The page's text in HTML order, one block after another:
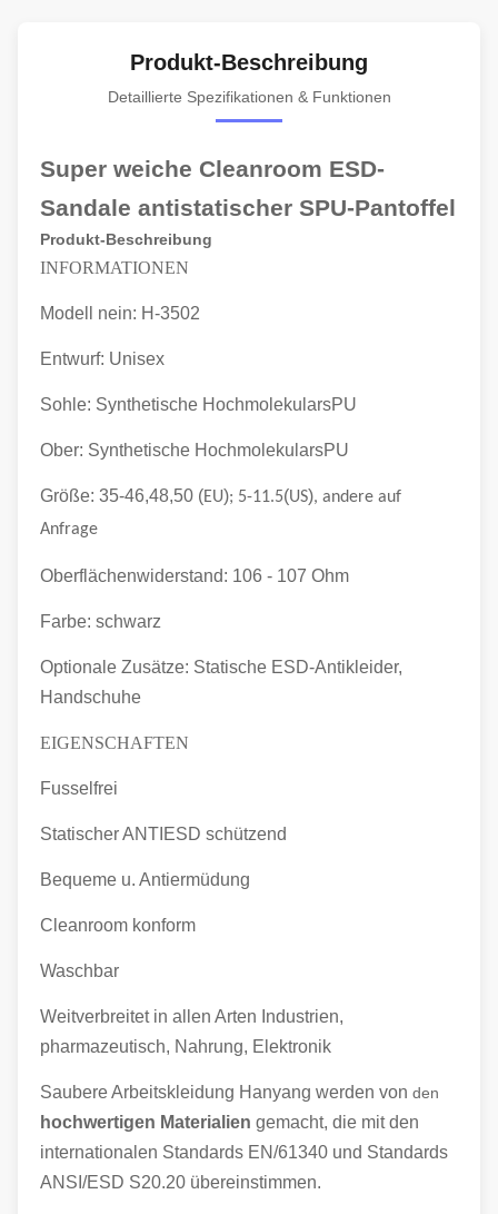
Produkt-Beschreibung
Detaillierte Spezifikationen & Funktionen
Super weiche Cleanroom ESD-
Sandale antistatischer SPU-Pantoffel
Produkt-Beschreibung
INFORMATIONEN
Modell nein: H-3502
Entwurf: Unisex
Sohle: Synthetische HochmolekularsPU
Ober: Synthetische HochmolekularsPU
Größe: 35-46,48,50 (EU); 5-11.5(US), andere auf
Anfrage
Oberflächenwiderstand: 106 - 107 Ohm
Farbe: schwarz
Optionale Zusätze: Statische ESD-Antikleider,
Handschuhe
EIGENSCHAFTEN
Fusselfrei
Statischer ANTIESD schützend
Bequeme u. Antiermüdung
Cleanroom konform
Waschbar
Weitverbreitet in allen Arten Industrien,
pharmazeutisch, Nahrung, Elektronik
Saubere Arbeitskleidung Hanyang werden von den
hochwertigen Materialien gemacht, die mit den
internationalen Standards EN/61340 und Standards
ANSI/ESD S20.20 übereinstimmen.